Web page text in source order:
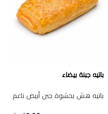
باتيه جبنة بيضاء
باتيه هش بحشوة جبن أبيض ناعم.